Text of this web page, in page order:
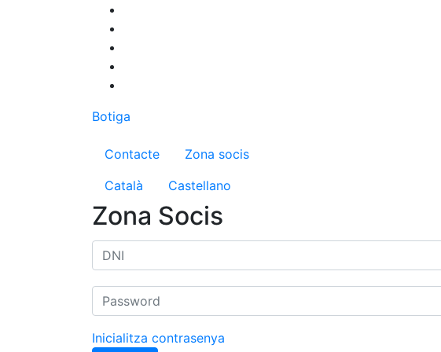
Botiga
Menú del compte d'usuari
Contacte
Zona socis
Català
Castellano
Zona Socis
Inicialitza contrasenya